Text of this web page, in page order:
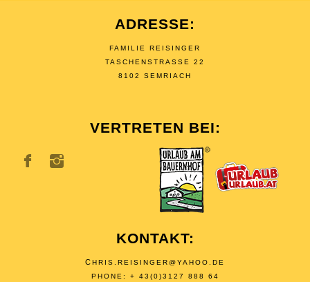
ADRESSE:
FAMILIE REISINGER
TASCHENSTRASSE 22
8102 SEMRIACH
VERTRETEN BEI:
KONTAKT:
CHRIS.REISINGER@YAHOO.DE
PHONE: + 43(0)3127 888 64